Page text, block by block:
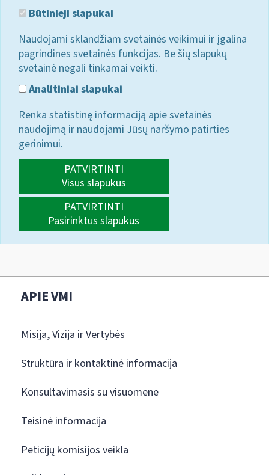
Būtinieji slapukai
Naudojami sklandžiam svetainės veikimui ir įgalina
pagrindines svetainės funkcijas. Be šių slapukų
svetainė negali tinkamai veikti.
Analitiniai slapukai
Renka statistinę informaciją apie svetainės
naudojimą ir naudojami Jūsų naršymo patirties
gerinimui.
PATVIRTINTI
Visus slapukus
PATVIRTINTI
Pasirinktus slapukus
APIE VMI
Misija, Vizija ir Vertybės
Struktūra ir kontaktinė informacija
Konsultavimasis su visuomene
Teisinė informacija
Peticijų komisijos veikla